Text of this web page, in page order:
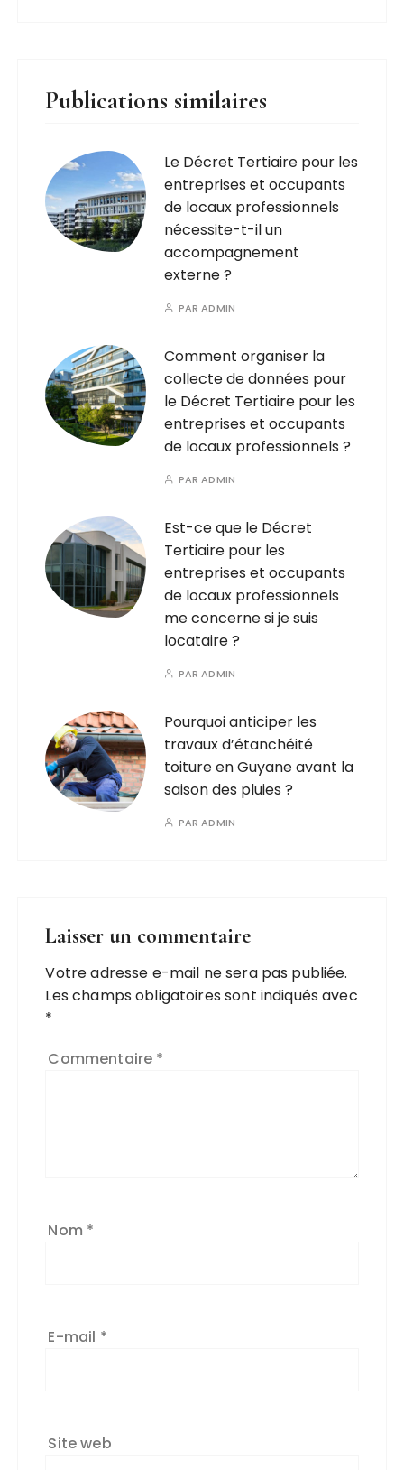
Publications similaires
Le Décret Tertiaire pour les
entreprises et occupants
de locaux professionnels
nécessite-t-il un
accompagnement
externe ?
PARADMIN
Comment organiser la
collecte de données pour
le Décret Tertiaire pour les
entreprises et occupants
de locaux professionnels ?
PARADMIN
Est-ce que le Décret
Tertiaire pour les
entreprises et occupants
de locaux professionnels
me concerne si je suis
locataire ?
PARADMIN
Pourquoi anticiper les
travaux d’étanchéité
toiture en Guyane avant la
saison des pluies ?
PARADMIN
Laisser un commentaire
Votre adresse e-mail ne sera pas publiée.
Les champs obligatoires sont indiqués avec
*
Commentaire *
Nom *
E-mail *
Site web
A
l
t
r